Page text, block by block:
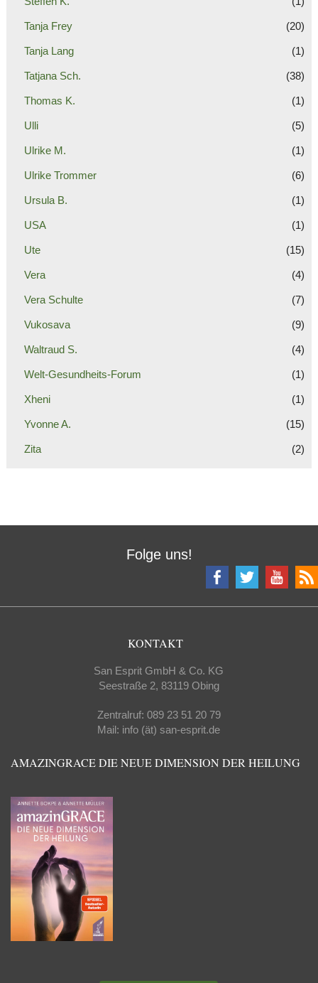
Tanja Frey (20)
Tanja Lang (1)
Tatjana Sch. (38)
Thomas K. (1)
Ulli (5)
Ulrike M. (1)
Ulrike Trommer (6)
Ursula B. (1)
USA (1)
Ute (15)
Vera (4)
Vera Schulte (7)
Vukosava (9)
Waltraud S. (4)
Welt-Gesundheits-Forum (1)
Xheni (1)
Yvonne A. (15)
Zita (2)
Folge uns!
KONTAKT
San Esprit GmbH & Co. KG
Seestraße 2, 83119 Obing
Zentralruf: 089 23 51 20 79
Mail: info (ät) san-esprit.de
AMAZINGRACE DIE NEUE DIMENSION DER HEILUNG